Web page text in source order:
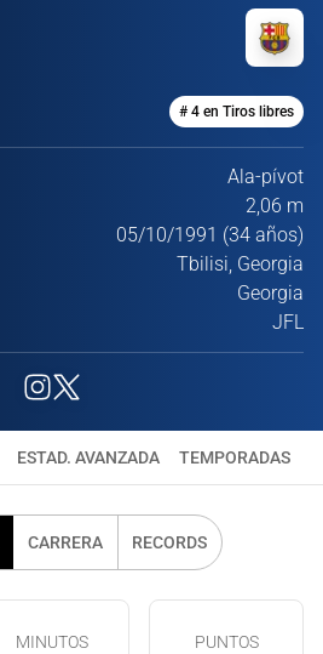
# 4 en Tiros libres
Ala-pívot
2,06 m
05/10/1991 (34 años)
Tbilisi, Georgia
Georgia
JFL
ESTAD. AVANZADA TEMPORADAS
CARRERA RECORDS
MINUTOS PUNTOS